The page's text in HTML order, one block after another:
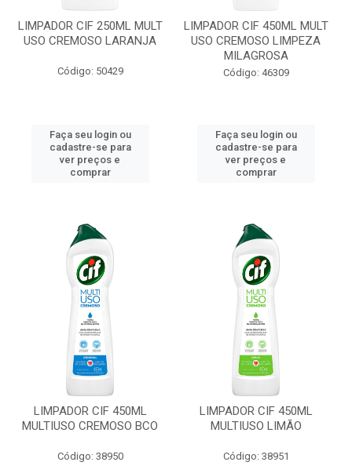
LIMPADOR CIF 250ML MULT
USO CREMOSO LARANJA
Código: 50429
Faça seu login ou
cadastre-se para
ver preços e
comprar
LIMPADOR CIF 450ML MULT
USO CREMOSO LIMPEZA
MILAGROSA
Código: 46309
Faça seu login ou
cadastre-se para
ver preços e
comprar
LIMPADOR CIF 450ML
MULTIUSO CREMOSO BCO
Código: 38950
LIMPADOR CIF 450ML
MULTIUSO LIMÃO
Código: 38951